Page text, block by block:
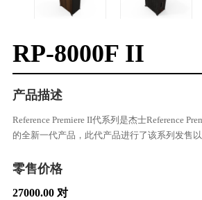
RP-8000F II
产品描述
Reference Premiere II代系列是杰士Reference
的全新一代产品，此代产品进行了该系列发售
零售价格
27000.00 对